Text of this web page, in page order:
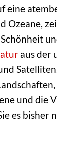
eine
Ozeane,
aus der
und die
es bisher